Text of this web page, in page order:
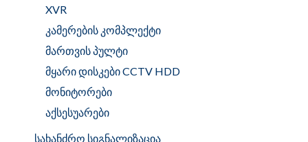
XVR
კამერების კომპლექტი
მართვის პულტი
მყარი დისკები CCTV HDD
მონიტორები
აქსესუარები
სახანძრო სიგნალიზაცია